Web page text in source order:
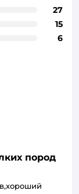
27
15
6
пород